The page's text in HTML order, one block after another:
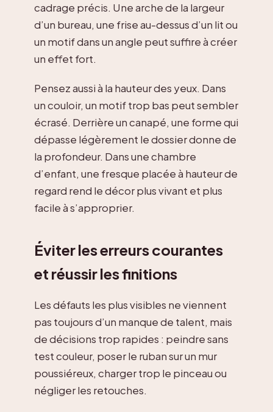
cadrage précis. Une arche de la largeur
d’un bureau, une frise au-dessus d’un lit ou
un motif dans un angle peut suffire à créer
un effet fort.
Pensez aussi à la hauteur des yeux. Dans
un couloir, un motif trop bas peut sembler
écrasé. Derrière un canapé, une forme qui
dépasse légèrement le dossier donne de
la profondeur. Dans une chambre
d’enfant, une fresque placée à hauteur de
regard rend le décor plus vivant et plus
facile à s’approprier.
Éviter les erreurs courantes
et réussir les finitions
Les défauts les plus visibles ne viennent
pas toujours d’un manque de talent, mais
de décisions trop rapides : peindre sans
test couleur, poser le ruban sur un mur
poussiéreux, charger trop le pinceau ou
négliger les retouches.